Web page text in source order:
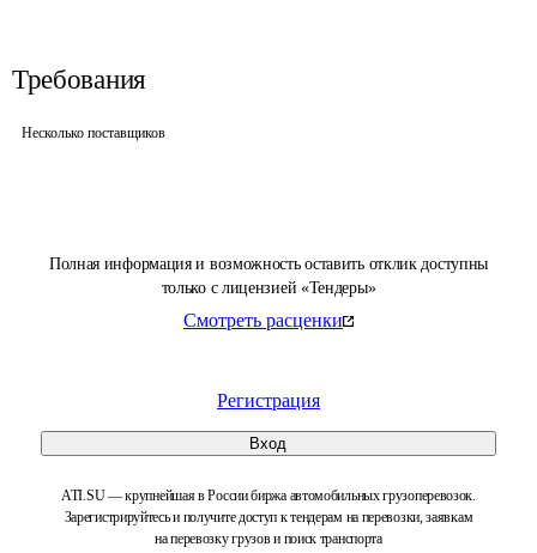
Полная информация и возможность оставить отклик доступны
только с лицензией «Тендеры»
Смотреть расценки
Регистрация
Вход
ATI.SU — крупнейшая в России биржа автомобильных грузоперевозок.
Зарегистрируйтесь и получите доступ к тендерам на перевозки, заявкам
на перевозку грузов и поиск транспорта
Требования
Несколько поставщиков